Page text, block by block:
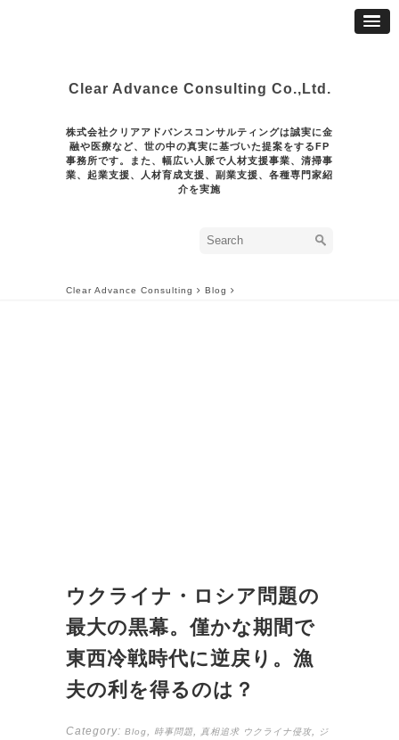
Clear Advance Consulting Co.,Ltd.
株式会社クリアアドバンスコンサルティングは誠実に金
融や医療など、世の中の真実に基づいた提案をするFP
事務所です。また、幅広い人脈で人材支援事業、清掃事
業、起業支援、人材育成支援、副業支援、各種専門家紹
介を実施
Clear Advance Consulting Blog
ウクライナ・ロシア問題の
最大の黒幕。僅かな期間で
東西冷戦時代に逆戻り。漁
夫の利を得るのは？
Category: Blog 時事問題 真相追求 ウクライナ侵攻
ジ